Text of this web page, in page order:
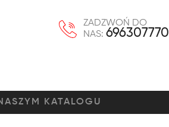
ZADZWOŃ DO
NAS: 696307770